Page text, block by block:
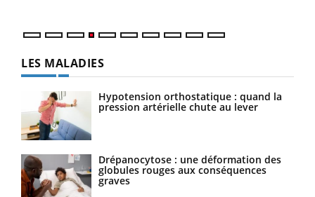
LES MALADIES
Hypotension orthostatique : quand la
pression artérielle chute au lever
Drépanocytose : une déformation des
globules rouges aux conséquences
graves